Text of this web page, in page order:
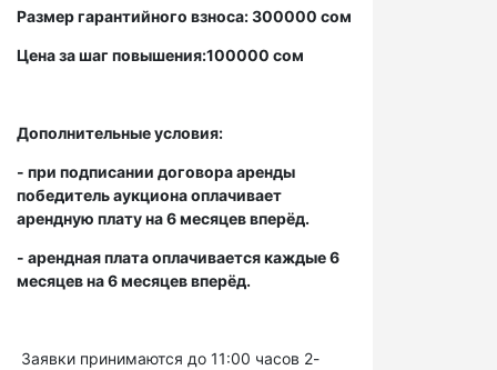
Размер гарантийного взноса: 300000 сом
Цена за шаг повышения:100000 сом
Дополнительные условия:
- при подписании договора аренды
победитель аукциона оплачивает
арендную плату на 6 месяцев вперёд.
- арендная плата оплачивается каждые 6
месяцев на 6 месяцев вперёд.
Заявки принимаются до 11:00 часов 2-